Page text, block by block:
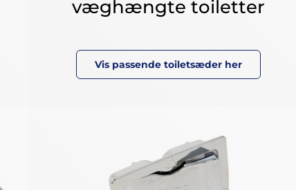
væghængte toiletter
Vis passende toiletsæder her